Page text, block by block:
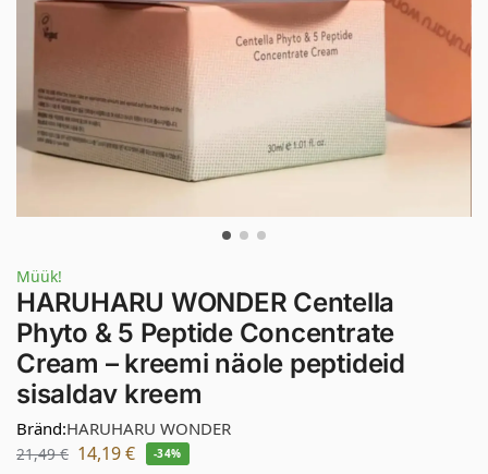
Müük!
HARUHARU WONDER Centella
Phyto & 5 Peptide Concentrate
Cream – kreemi näole peptideid
sisaldav kreem
Bränd:HARUHARU WONDER
21,49€ 14,19€ -34%